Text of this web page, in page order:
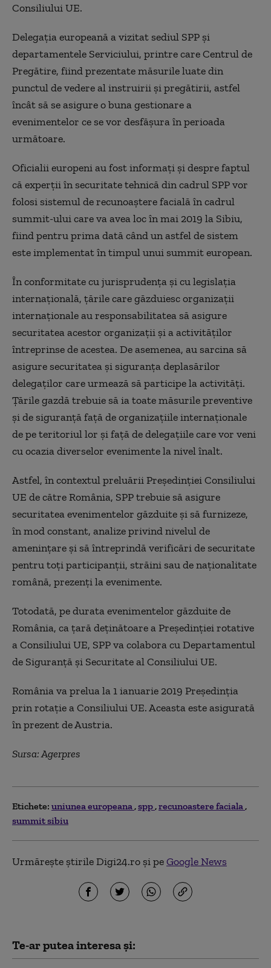
Consiliului UE.
Delegaţia europeană a vizitat sediul SPP şi
departamentele Serviciului, printre care Centrul de
Pregătire, fiind prezentate măsurile luate din
punctul de vedere al instruirii şi pregătirii, astfel
încât să se asigure o buna gestionare a
evenimentelor ce se vor desfăşura în perioada
următoare.
Oficialii europeni au fost informaţi şi despre faptul
că experţii în securitate tehnică din cadrul SPP vor
folosi sistemul de recunoaştere facială în cadrul
summit-ului care va avea loc în mai 2019 la Sibiu,
fiind pentru prima dată când un astfel de sistem
este implementat în timpul unui summit european.
În conformitate cu jurisprudenţa şi cu legislaţia
internaţională, ţările care găzduiesc organizaţii
internaţionale au responsabilitatea să asigure
securitatea acestor organizaţii şi a activităţilor
întreprinse de acestea. De asemenea, au sarcina să
asigure securitatea şi siguranţa deplasărilor
delegaţilor care urmează să participe la activităţi.
Ţările gazdă trebuie să ia toate măsurile preventive
şi de siguranţă faţă de organizaţiile internaţionale
de pe teritoriul lor şi faţă de delegaţiile care vor veni
cu ocazia diverselor evenimente la nivel înalt.
Astfel, în contextul preluării Preşedinţiei Consiliului
UE de către România, SPP trebuie să asigure
securitatea evenimentelor găzduite şi să furnizeze,
în mod constant, analize privind nivelul de
ameninţare şi să întreprindă verificări de securitate
pentru toţi participanţii, străini sau de naţionalitate
română, prezenţi la evenimente.
Totodată, pe durata evenimentelor găzduite de
România, ca ţară deţinătoare a Preşedinţiei rotative
a Consiliului UE, SPP va colabora cu Departamentul
de Siguranţă şi Securitate al Consiliului UE.
România va prelua la 1 ianuarie 2019 Preşedinţia
prin rotaţie a Consiliului UE. Aceasta este asigurată
în prezent de Austria.
Sursa: Agerpres
Etichete: uniunea europeana spp recunoastere faciala
summit sibiu
Urmărește știrile Digi24.ro și peGoogle News
Te-ar putea interesa și: